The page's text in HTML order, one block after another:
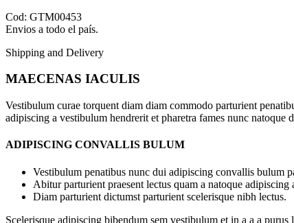
Cod: GTM00453
Envios a todo el país.
Shipping and Delivery
MAECENAS IACULIS
Vestibulum curae torquent diam diam commodo parturient
adipiscing a vestibulum hendrerit et pharetra fames nunc natoque
ADIPISCING CONVALLIS BULUM
Vestibulum penatibus nunc dui adipiscing convallis bulum
Abitur parturient praesent lectus quam a natoque adipiscing
Diam parturient dictumst parturient scelerisque nibh lectus.
Scelerisque adipiscing bibendum sem vestibulum et in a a a